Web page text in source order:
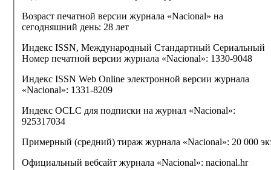
Возраст печатной версии журнала «Nacional» на
сегодняшний день: 28 лет
Индекс ISSN, Международный Стандартный Сериальный
Номер печатной версии журнала «Nacional»: 1330-9048
Индекс ISSN Web Online электронной версии журнала
«Nacional»: 1331-8209
Индекс OCLC для подписки на журнал «Nacional»:
925317034
Примерный (средний) тираж журнала «Nacional»: 20 000
Официальный вебсайт журнала «Nacional»: nacional.hr